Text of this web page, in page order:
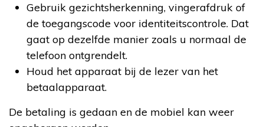
Gebruik gezichtsherkenning, vingerafdruk of
de toegangscode voor identiteitscontrole. Dat
gaat op dezelfde manier zoals u normaal de
telefoon ontgrendelt.
Houd het apparaat bij de lezer van het
betaalapparaat.
De betaling is gedaan en de mobiel kan weer